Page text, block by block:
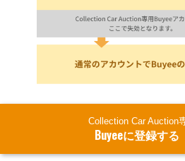
Collection Car Auction
Buyeeに登録する